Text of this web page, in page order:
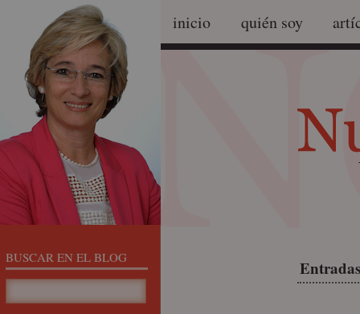
inicio quién soy
BUSCAR EN EL BLOG